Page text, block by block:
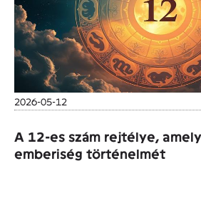
2026-05-12
A 12-es szám rejtélye,
emberiség történelmét